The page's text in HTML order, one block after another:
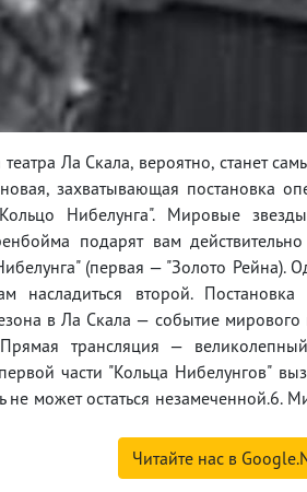
театра Ла Скала, вероятно, станет
захватывающая постановка
Нибелунга". Мировые
подарят вам
(первая — "Золото Рейна).
насладиться второй. Постановка
в Ла Скала — событие
трансляция —
части "Кольца Нибелунгов"
не может остаться незамеченной.6.
Читайте нас в